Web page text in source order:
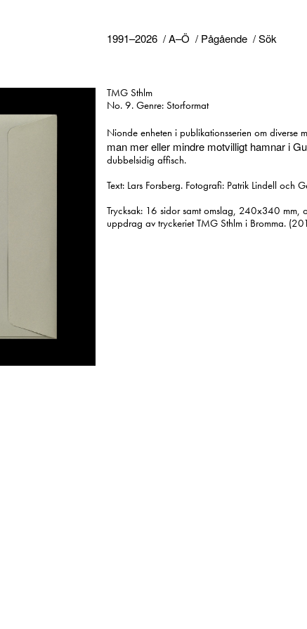
1991–2026 A–Ö Pågående Sök
TMG Sthlm
No. 9. Genre: Storformat
Nionde enheten i publikationsserien om diverse
man mer eller mindre motvilligt hamnar i
dubbelsidig affisch.
Text: Lars Forsberg. Fotografi: Patrik Lindell och
Trycksak: 16 sidor samt omslag, 240x340 mm,
uppdrag av tryckeriet TMG Sthlm i Bromma.